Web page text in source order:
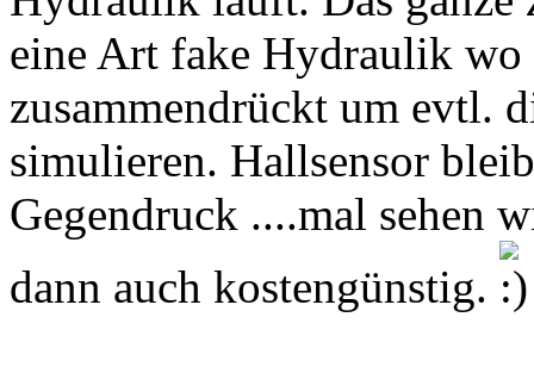
eine Art fake Hydraulik wo
zusammendrückt um evtl.
simulieren. Hallsensor
Gegendruck ....mal sehen
dann auch kostengünstig.